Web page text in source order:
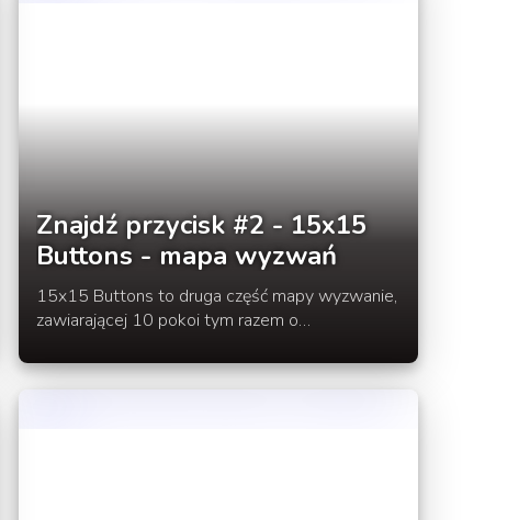
Znajdź przycisk #2 - 15x15
Buttons - mapa wyzwań
15x15 Buttons to druga część mapy wyzwanie,
zawiarającej 10 pokoi tym razem o
Tak samo jak w pierwszej cześci mapy
autorstwa Tipped Builders musisz wyszukać w